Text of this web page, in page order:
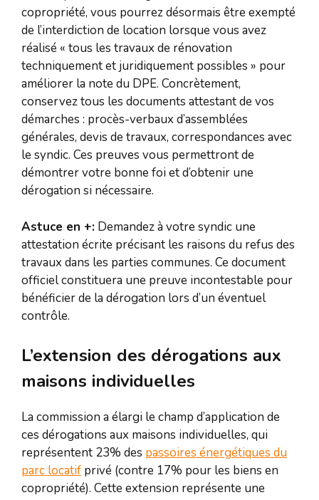
copropriété, vous pourrez désormais être exempté
de l’interdiction de location lorsque vous avez
réalisé « tous les travaux de rénovation
techniquement et juridiquement possibles » pour
améliorer la note du DPE. Concrètement,
conservez tous les documents attestant de vos
démarches : procès-verbaux d’assemblées
générales, devis de travaux, correspondances avec
le syndic. Ces preuves vous permettront de
démontrer votre bonne foi et d’obtenir une
dérogation si nécessaire.
Astuce en +: Demandez à votre syndic une
attestation écrite précisant les raisons du refus des
travaux dans les parties communes. Ce document
officiel constituera une preuve incontestable pour
bénéficier de la dérogation lors d’un éventuel
contrôle.
L’extension des dérogations aux
maisons individuelles
La commission a élargi le champ d’application de
ces dérogations aux maisons individuelles, qui
représentent 23% des passoires énergétiques du
parc locatif privé (contre 17% pour les biens en
copropriété). Cette extension représente une